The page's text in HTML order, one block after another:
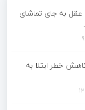
به جای تماشای
9
خطر ابتلا به
12